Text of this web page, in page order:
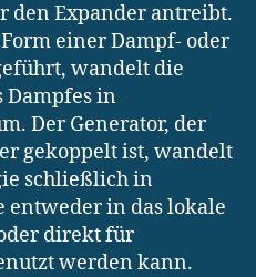
den Expander antreibt.
einer Dampf- oder
wandelt die
Dampfes in
Der Generator, der
gekoppelt ist, wandelt
schließlich in
entweder in das lokale
direkt für
werden kann.